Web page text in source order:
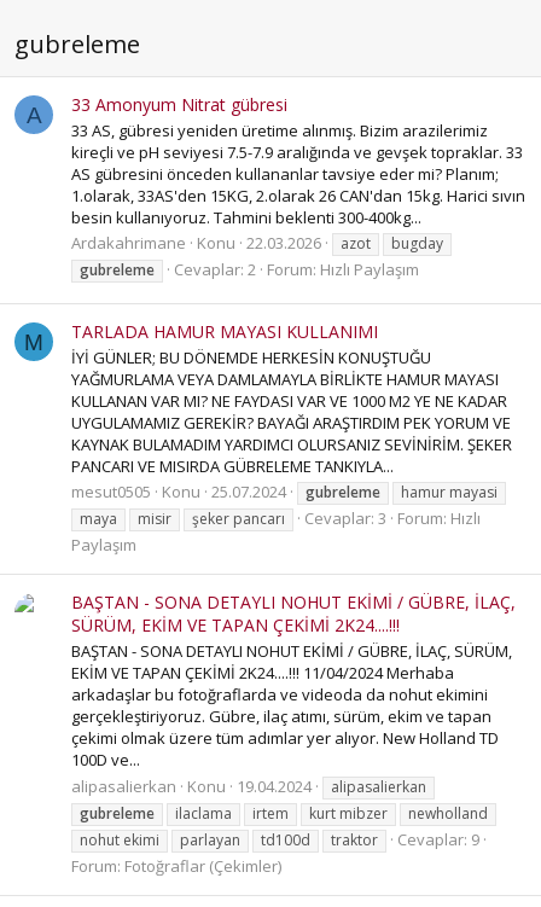
gubreleme
A 33 Amonyum Nitrat gübresi
33 AS, gübresi yeniden üretime alınmış. Bizim arazilerimiz
kireçli ve pH seviyesi 7.5-7.9 aralığında ve gevşek topraklar. 33
AS gübresini önceden kullananlar tavsiye eder mi? Planım;
1.olarak, 33AS'den 15KG, 2.olarak 26 CAN'dan 15kg. Harici sıvın
besin kullanıyoruz. Tahmini beklenti 300-400kg...
Ardakahrimane
Konu 22.03.2026 azot
bugday
gubreleme
Cevaplar: 2 Forum: Hızlı Paylaşım
M TARLADA HAMUR MAYASI KULLANIMI
İYİ GÜNLER; BU DÖNEMDE HERKESİN KONUŞTUĞU
YAĞMURLAMA VEYA DAMLAMAYLA BİRLİKTE HAMUR MAYASI
KULLANAN VAR MI? NE FAYDASI VAR VE 1000 M2 YE NE KADAR
UYGULAMAMIZ GEREKİR? BAYAĞI ARAŞTIRDIM PEK YORUM VE
KAYNAK BULAMADIM YARDIMCI OLURSANIZ SEVİNİRİM. ŞEKER
PANCARI VE MISIRDA GÜBRELEME TANKIYLA...
mesut0505
Konu 25.07.2024 gubreleme
hamur mayasi
maya
misir şeker pancarı Cevaplar: 3 Forum: Hızlı
Paylaşım
BAŞTAN - SONA DETAYLI NOHUT EKİMİ / GÜBRE, İLAÇ,
SÜRÜM, EKİM VE TAPAN ÇEKİMİ 2K24....!!!
BAŞTAN - SONA DETAYLI NOHUT EKİMİ / GÜBRE, İLAÇ, SÜRÜM,
EKİM VE TAPAN ÇEKİMİ 2K24....!!! 11/04/2024 Merhaba
arkadaşlar bu fotoğraflarda ve videoda da nohut ekimini
gerçekleştiriyoruz. Gübre, ilaç atımı, sürüm, ekim ve tapan
çekimi olmak üzere tüm adımlar yer alıyor. New Holland TD
100D ve...
alipasalierkan
Konu 19.04.2024
alipasalierkan
gubreleme
ilaclama irtem kurt mibzer
newholland
nohut ekimi
parlayan td100d traktor
Cevaplar: 9
Forum: Fotoğraflar (Çekimler)